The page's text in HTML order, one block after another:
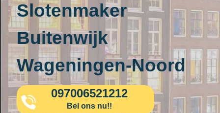
Slotenmaker
Buitenwijk
Wageningen-Noord
097006521212
Bel ons nu!!